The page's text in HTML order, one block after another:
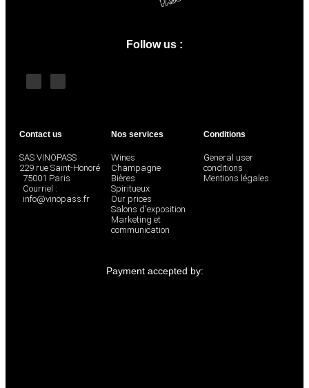
Sélection
Follow us :
Contact us
SAS VINOPASS
229 rue Saint-Honoré
75001 Paris
Courriel :
info@vinopass.fr
Nos services
Wines
Champagne
Bières
Spiritueux
Our prices
Salons d'exposition
Marketing et
communication
Conditions
General user
conditions
Mentions légales
Payment accepted by: